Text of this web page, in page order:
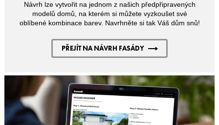
Návrh lze vytvořit na jednom z našich předpřipravených
modelů domů, na kterém si můžete vyzkoušet své
oblíbené kombinace barev. Navrhněte si tak Váš dům snů!
PŘEJÍT NA NÁVRH FASÁDY